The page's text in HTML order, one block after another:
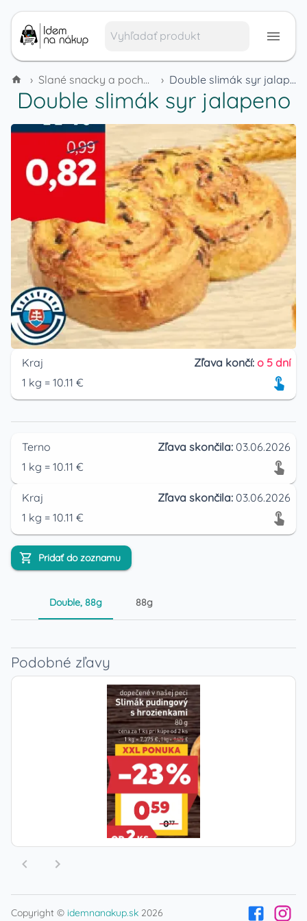
› Slané snacky a pochutiny › Double slimák syr jalapeno
Double slimák syr jalapeno
Kraj Zľava končí: o 5 dní
1 kg = 10.11 €
Terno Zľava skončila: 03.06.2026
1 kg = 10.11 €
Kraj Zľava skončila: 03.06.2026
1 kg = 10.11 €
Pridať do zoznamu
Double, 88g 88g
Podobné zľavy
Copyright © idemnanakup.sk 2026